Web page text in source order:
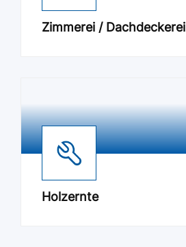
Zimmerei / Dachdeckerei
Holzernte